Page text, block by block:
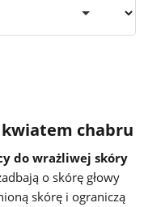
chabru
do wrażliwej skóry
o skórę głowy
skórę i ograniczą